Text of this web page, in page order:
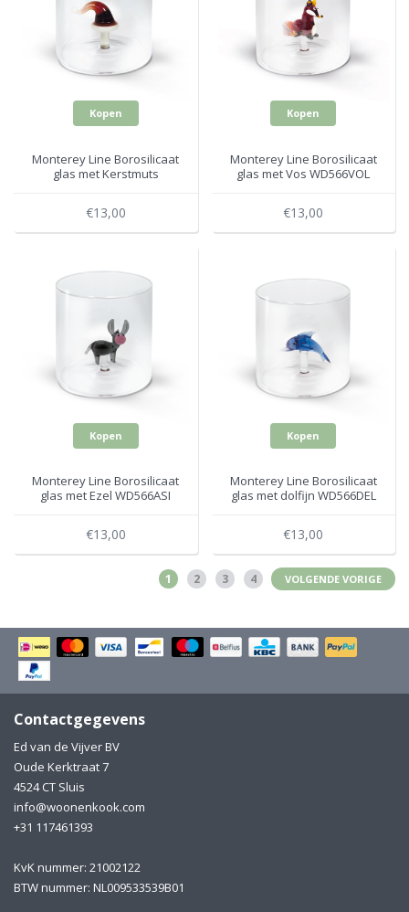
Kopen
Monterey Line Borosilicaat
glas met Kerstmuts
€13,00
Kopen
Monterey Line Borosilicaat
glas met Vos WD566VOL
€13,00
Kopen
Monterey Line Borosilicaat
glas met Ezel WD566ASI
€13,00
Kopen
Monterey Line Borosilicaat
glas met dolfijn WD566DEL
€13,00
1 2 3 4 VOLGENDE VORIGE
Contactgegevens
Ed van de Vijver BV
Oude Kerktraat 7
4524 CT Sluis
info@woonenkook.com
+31 117461393
KvK nummer: 21002122
BTW nummer: NL009533539B01